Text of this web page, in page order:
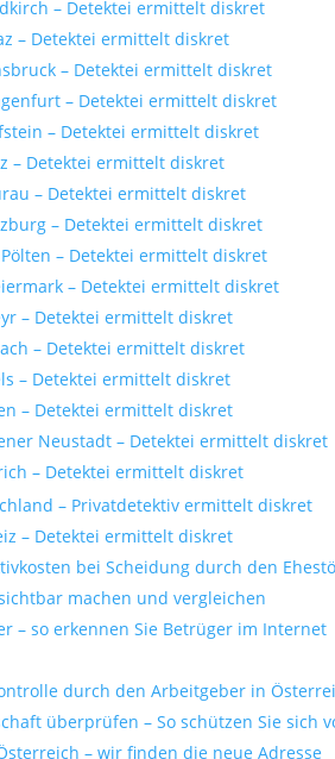
– Detektei ermittelt diskret
– Detektei ermittelt diskret
– Detektei ermittelt diskret
– Detektei ermittelt diskret
– Detektei ermittelt diskret
– Detektei ermittelt diskret
– Detektei ermittelt diskret
– Detektei ermittelt diskret
– Detektei ermittelt diskret
– Detektei ermittelt diskret
– Detektei ermittelt diskret
– Detektei ermittelt diskret
– Detektei ermittelt diskret
– Detektei ermittelt diskret
Neustadt – Detektei ermittelt diskret
– Detektei ermittelt diskret
– Privatdetektiv ermittelt diskret
– Detektei ermittelt diskret
bei Scheidung durch den
machen und vergleichen
– so erkennen Sie Betrüger im Internet
durch den Arbeitgeber in
überprüfen – So schützen Sie sich
– wir finden die neue Adresse